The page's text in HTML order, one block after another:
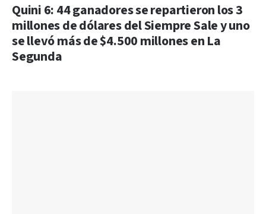
Quini 6: 44 ganadores se repartieron los 3
millones de dólares del Siempre Sale y uno
se llevó más de $4.500 millones en La
Segunda